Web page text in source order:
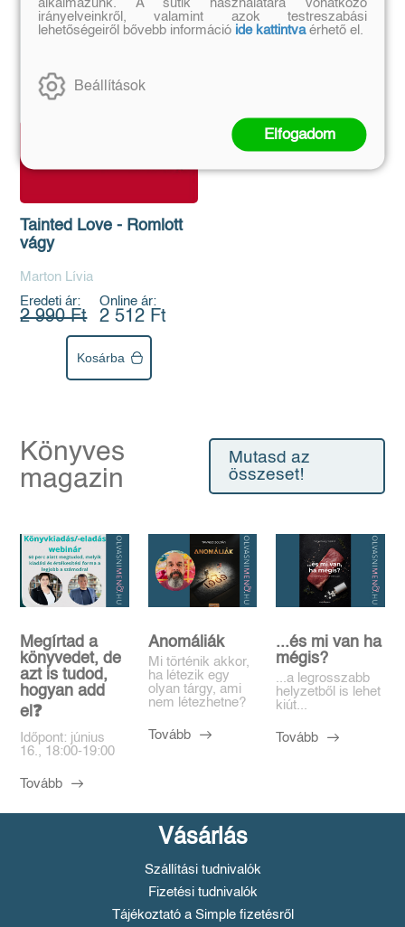
Tainted Love - Romlott
vágy
Marton Lívia
Eredeti ár:
2 990 Ft
Online ár:
2 512 Ft
Kosárba
Könyves
magazin
Mutasd az
összeset!
Megírtad a
könyvedet, de
azt is tudod,
hogyan add
el❓️
Időpont: június
16., 18:00-19:00
Tovább
Anomáliák
Mi történik akkor,
ha létezik egy
olyan tárgy, ami
nem létezhetne?
Tovább
...és mi van ha
mégis?
...a legrosszabb
helyzetből is lehet
kiút...
Tovább
Vásárlás
Szállítási tudnivalók
Fizetési tudnivalók
Tájékoztató a Simple fizetésről
irányelveinkről, valamint azok testreszabási
lehetőségeiről bővebb információ ide kattintvaérhető el.
Beállítások
Elfogadom